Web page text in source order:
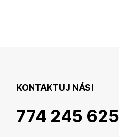
KONTAKTUJ NÁS!
774 245 625